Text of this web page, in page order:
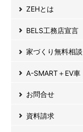
ZEHとは
BELS工務店宣言
家づくり無料相談
A-SMART＋EV車
お問合せ
資料請求